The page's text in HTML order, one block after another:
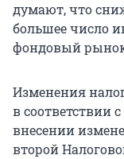
думают, что
большее число
фондовый
Изменения
в соответствии
внесении
второй